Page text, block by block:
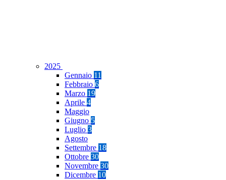
2025
Gennaio 11
Febbraio 6
Marzo 19
Aprile 4
Maggio
Giugno 5
Luglio 3
Agosto
Settembre 18
Ottobre 30
Novembre 30
Dicembre 10